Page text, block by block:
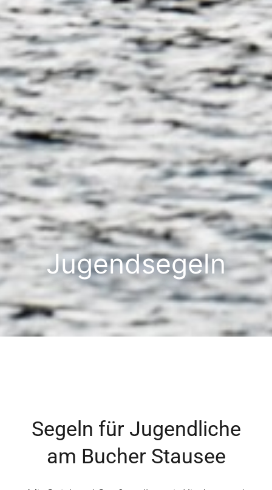
Jugendsegeln
Segeln für Jugendliche
am Bucher Stausee